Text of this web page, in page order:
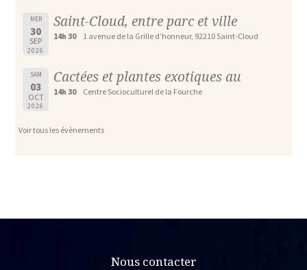
MER
30
SEP
2026
Saint-Cloud, entre parc et ville
14h 30 1 avenue de la Grille d’honneur, 92210 Saint-Cloud
SAM
03
OCT
2026
Cactées et plantes exotiques au
14h 30 Centre Socioculturel de la Fourche
Voir tous les évènements
Nous contacter